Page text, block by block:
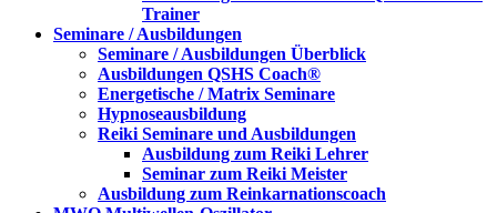
Trainer
Seminare / Ausbildungen
Seminare / Ausbildungen Überblick
Ausbildungen QSHS Coach®
Energetische / Matrix Seminare
Hypnoseausbildung
Reiki Seminare und Ausbildungen
Ausbildung zum Reiki Lehrer
Seminar zum Reiki Meister
Ausbildung zum Reinkarnationscoach